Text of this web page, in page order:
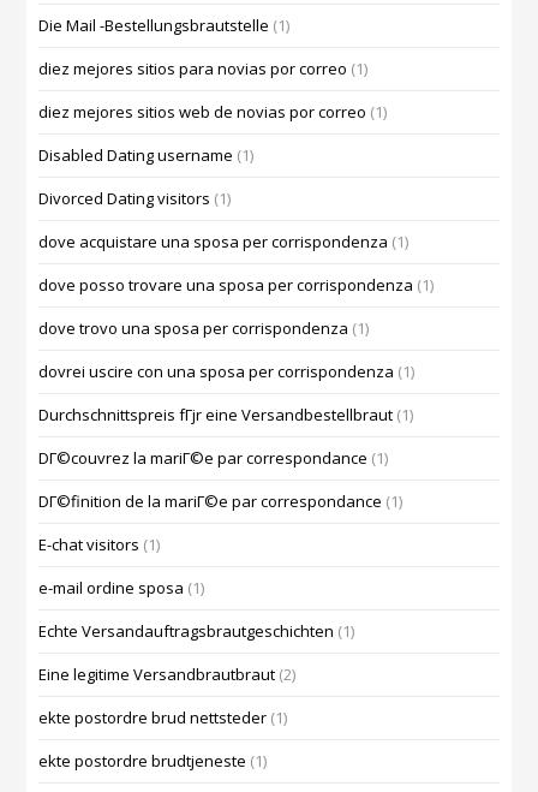
Die Mail -Bestellungsbrautstelle (1)
diez mejores sitios para novias por correo (1)
diez mejores sitios web de novias por correo (1)
Disabled Dating username (1)
Divorced Dating visitors (1)
dove acquistare una sposa per corrispondenza (1)
dove posso trovare una sposa per corrispondenza (1)
dove trovo una sposa per corrispondenza (1)
dovrei uscire con una sposa per corrispondenza (1)
Durchschnittspreis fГјr eine Versandbestellbraut (1)
DГ©couvrez la mariГ©e par correspondance (1)
DГ©finition de la mariГ©e par correspondance (1)
E-chat visitors (1)
e-mail ordine sposa (1)
Echte Versandauftragsbrautgeschichten (1)
Eine legitime Versandbrautbraut (2)
ekte postordre brud nettsteder (1)
ekte postordre brudtjeneste (1)